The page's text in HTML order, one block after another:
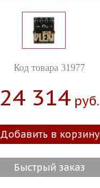
Код товара 31977
24 314 Руб.
Добавить в корзину
Быстрый заказ